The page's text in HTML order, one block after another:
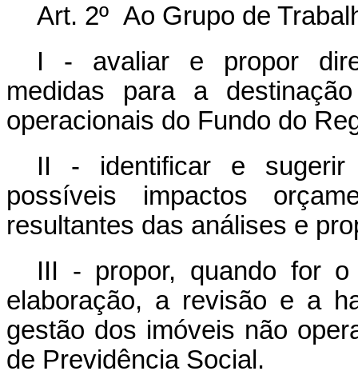
Art. 2º Ao Grupo de
I - avaliar e propor
medidas para a
operacionais do Fundo do
II - identificar e sugerir
possíveis impactos
resultantes das análises e
III - propor, quando for
elaboração, a revisão e a
gestão dos imóveis não
de Previdência Social.